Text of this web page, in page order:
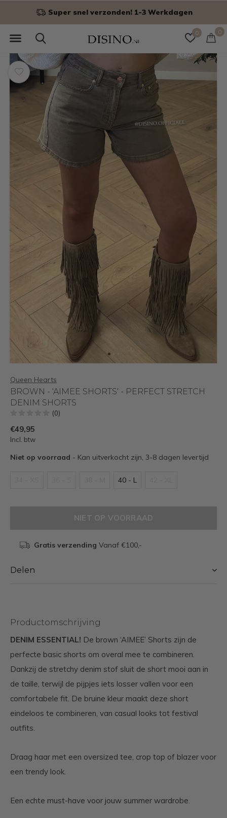
0 0
1-3 Werkdagen Niet goed?
Queen Hearts
BROWN - 'AIMEE SHORTS' - PERFECT STRETCH
DENIM SHORTS
(0)
€49,95
Incl. btw
Niet op voorraad - Kan uitverkocht zijn, 3-8 dagen levertijd
40 - L
NIET OP VOORRAAD
Gratis verzending Vanaf €100,-
Delen
Productomschrijving
DENIM ESSENTIAL! De brown ‘AIMEE’ Shorts zijn de
perfecte basic shorts om overal mee te combineren.
Dankzij de stretchy denim stof sluit de short mooi aan in
de taille, terwijl de pijpjes iets losser vallen voor een
comfortabele fit. De bruine kleur maakt deze short
eindeloos te combineren, van casual looks tot festival
outfits.
Draag haar met een oversized tee, crop top of blazer voor
een trendy look.
Een echte must-have voor jouw summer wardrobe.